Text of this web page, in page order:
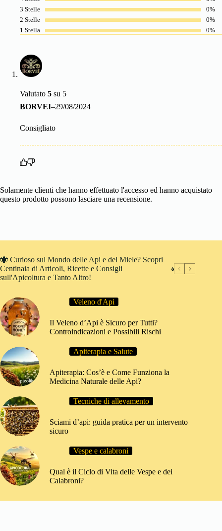
3 Stelle
0%
2 Stelle
0%
1 Stella
0%
Valutato 5 su 5
BORVEI–29/08/2024
Consigliato
Solamente clienti che hanno effettuato l'accesso ed hanno acquistato
questo prodotto possono lasciare una recensione.
🐝 Curioso sul Mondo delle Api e del Miele? Scopri
Centinaia di Articoli, Ricette e Consigli
sull'Apicoltura e Tanto Altro!
Veleno d'Api
Il Veleno d’Api è Sicuro per Tutti?
Controindicazioni e Possibili Rischi
Apiterapia e Salute
Apiterapia: Cos’è e Come Funziona la
Medicina Naturale delle Api?
Tecniche di allevamento
Sciami d’api: guida pratica per un intervento
sicuro
Vespe e calabroni
Qual è il Ciclo di Vita delle Vespe e dei
Calabroni?